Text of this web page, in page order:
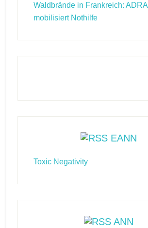
Waldbrände in Frankreich: ADRA
mobilisiert Nothilfe
EANN
Toxic Negativity
ANN